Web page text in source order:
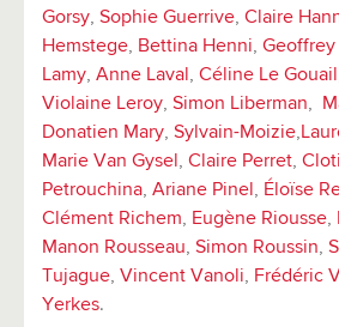
Gorsy, Sophie Guerrive, Claire
Hemstege, Bettina Henni, Geoffrey
Lamy, Anne Laval , Céline Le Gouail
Violaine Leroy, Simon Liberman,
Donatien Mary, Sylvain-Moizie,
Marie Van Gysel , Claire Perret,
Petrouchina, Ariane Pinel , Éloïse
Clément Richem, Eugène Riousse,
Manon Rousseau, Simon Roussin,
Tujague, Vincent Vanoli, Frédéric
Yerkes.